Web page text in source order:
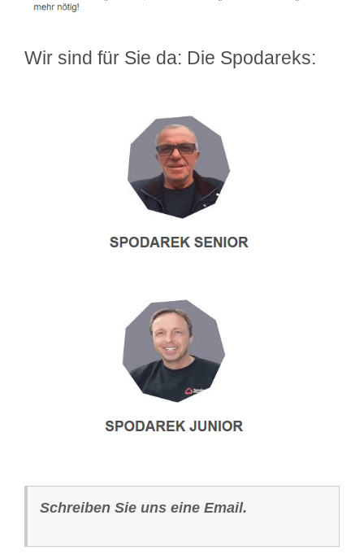
Wir sind für Sie da: Die Spodareks:
Schreiben Sie uns eine Email.